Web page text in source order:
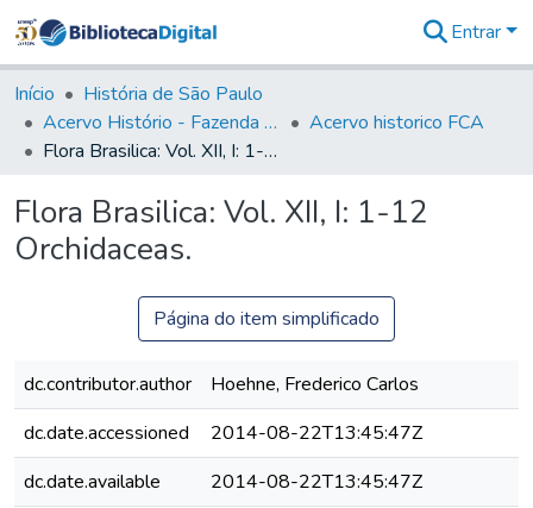
&
Coleções
Tudo na
Biblioteca
Estatísticas
Entrar
Início
História de São Paulo
Acervo Histório - Fazenda Lageado
Acervo historico FCA
Flora Brasilica: Vol. XII, I: 1-12 Orchidaceas.
Flora Brasilica: Vol. XII, I: 1-12
Orchidaceas.
Página do item simplificado
dc.contributor.author
Hoehne, Frederico Carlos
dc.date.accessioned
2014-08-22T13:45:47Z
dc.date.available
2014-08-22T13:45:47Z